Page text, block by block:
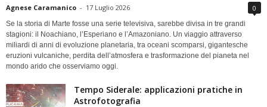
Agnese Caramanico - 17 Luglio 2026 0
Se la storia di Marte fosse una serie televisiva, sarebbe divisa in tre grandi
stagioni: il Noachiano, l’Esperiano e l’Amazoniano. Un viaggio attraverso
miliardi di anni di evoluzione planetaria, tra oceani scomparsi, gigantesche
eruzioni vulcaniche, perdita dell’atmosfera e trasformazione del pianeta nel
mondo arido che osserviamo oggi.
Tempo Siderale: applicazioni pratiche in
Astrofotografia